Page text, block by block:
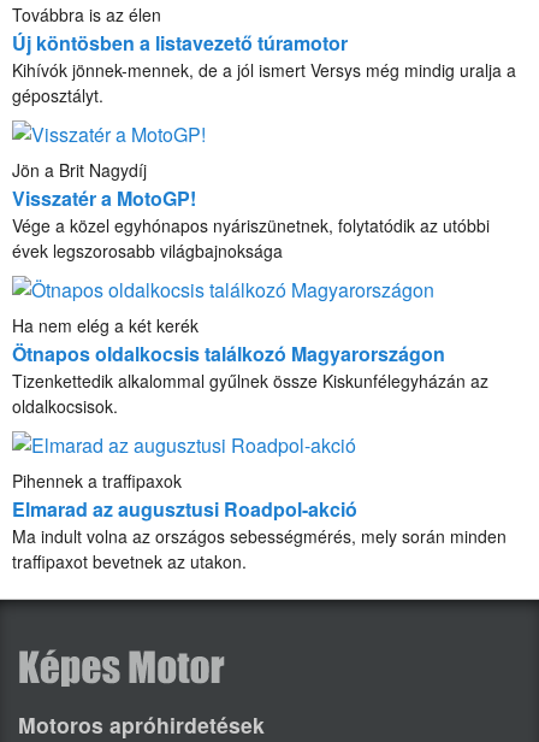
Továbbra is az élen
Új köntösben a listavezető túramotor
Kihívók jönnek-mennek, de a jól ismert Versys még mindig uralja a
géposztályt.
Jön a Brit Nagydíj
Visszatér a MotoGP!
Vége a közel egyhónapos nyáriszünetnek, folytatódik az utóbbi
évek legszorosabb világbajnoksága
Ha nem elég a két kerék
Ötnapos oldalkocsis találkozó Magyarországon
Tizenkettedik alkalommal gyűlnek össze Kiskunfélegyházán az
oldalkocsisok.
Pihennek a traffipaxok
Elmarad az augusztusi Roadpol-akció
Ma indult volna az országos sebességmérés, mely során minden
traffipaxot bevetnek az utakon.
Motoros apróhirdetések